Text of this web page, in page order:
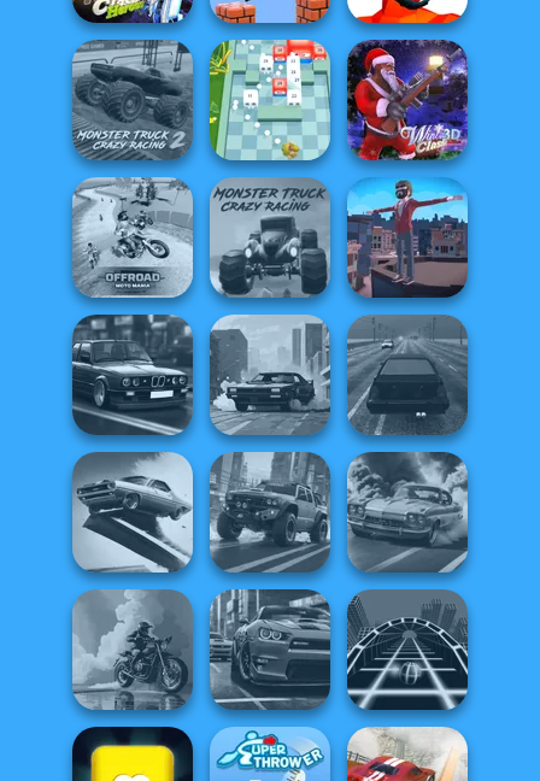
Funny Shooter
Parkour Block 3D
Moon Clash
Heroes
Winter Clash 3D
Break n Bounce
Monster Truck
Crazy Racing 2
Backflip Maniac
Monster Truck
Crazy Racing
Offroad Moto
Mania
Highway Traffic
City Rider
Highway Cars
Traffic Racer
3D Car Simulator
4x4 Offroader
Agame: Stunt
Cars